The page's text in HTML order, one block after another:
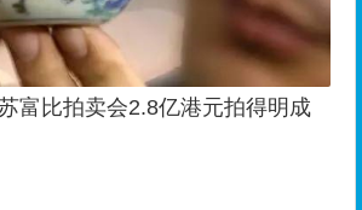
富比拍卖会2.8亿港元拍得明成